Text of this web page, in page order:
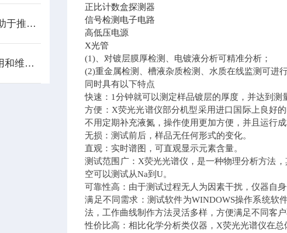
ROHS检测仪器有助于推动环保意识的普及
X荧光测厚仪的使用和维护保养
正比计数盒探测器
信号检测电子电路
高低压电源
X光管
(1)、对镀层膜厚检测、电镀液分析可精准分析；
(2)重金属检测、槽液杂质检测、水质在线监测可进
同时具有以下特点
快速：1分钟就可以测定样品镀层的厚度，并达到测
方便：X荧光光谱仪部分机型采用进口国际上良好
不用定期补充液氮，操作使用更加方便，并且运行
无损：测试前后，样品无任何形式的变化。
直观：实时谱图，可直观显示元素含量。
测试范围广：X荧光光谱仪，是一种物理分析方法
空可以测试从Na到U。
可靠性高：由于测试过程无人为因素干扰，仪器自
满足不同需求：测试软件为WINDOWS操作系统软
法，工作曲线制作方法灵活多样，方便满足不同客户
性价比高：相比化学分析类仪器，X荧光光谱仪在